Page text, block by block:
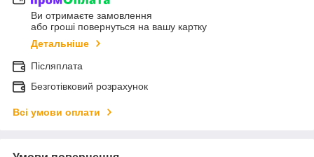
Ви отримаєте замовлення
або гроші повернуться на вашу картку
Детальніше
Післяплата
Безготівковий розрахунок
Всі умови оплати